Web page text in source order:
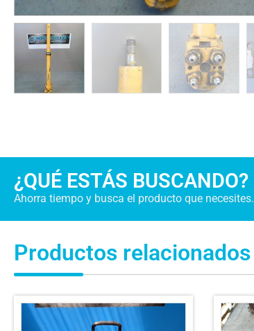
¿QUÉ ESTÁS BUSCANDO?
Ahorra tiempo y busca el producto que necesites.
Productos relacionados